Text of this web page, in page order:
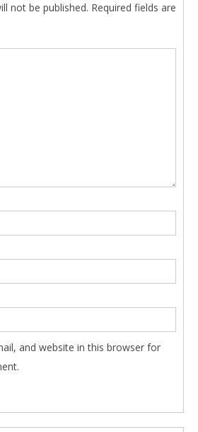
not be published. Required fields are
and website in this browser for